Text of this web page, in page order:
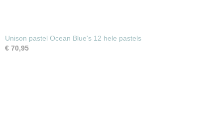
Unison pastel Ocean Blue's 12 hele pastels
€ 70,95